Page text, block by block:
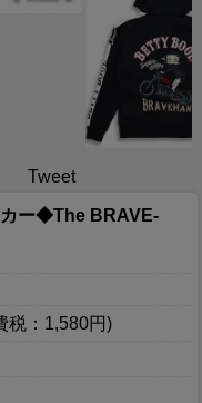
Tweet
カー◆The BRAVE-
税：1,580円)